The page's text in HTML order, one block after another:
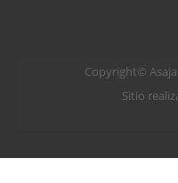
Copyright©
Sitio